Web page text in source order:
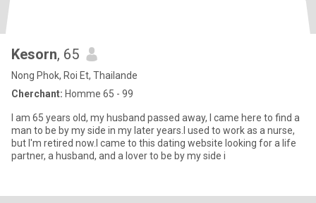
Kesorn, 65
Nong Phok, Roi Et, Thailande
Cherchant: Homme 65 - 99
I am 65 years old, my husband passed away, I came here to find a
man to be by my side in my later years.I used to work as a nurse,
but I'm retired now.I came to this dating website looking for a life
partner, a husband, and a lover to be by my side i